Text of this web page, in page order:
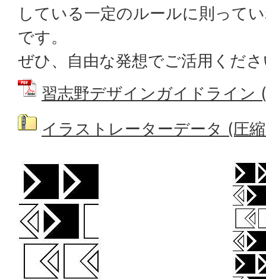
している一定のルールに則って
です。
ぜひ、自由な発想でご活用くだ
習志野デザインガイドライン
イラストレーターデータ (圧